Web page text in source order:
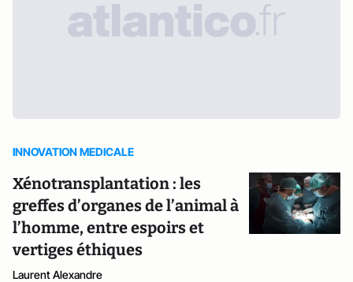
INNOVATION MEDICALE
Xénotransplantation : les
greffes d’organes de l’animal à
l’homme, entre espoirs et
vertiges éthiques
Laurent Alexandre